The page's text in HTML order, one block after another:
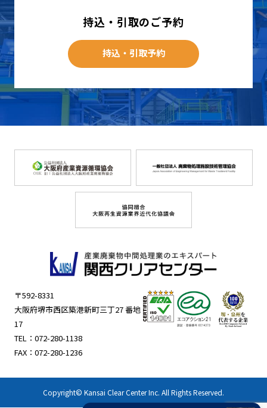
持込・引取のご予約
持込・引取予約
〒592-8331
大阪府堺市西区築港新町三丁27 番地
17
TEL： 072-280-1138
FAX：072-280-1236
Copyright© Kansai Clear Center Inc. All Rights Reserved.